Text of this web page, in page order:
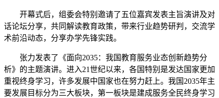
开幕式后，组委会特别邀请了五位嘉宾发表主旨演讲及对
话论坛分享，共同解读教育政策，带来行业趋势研判，交流学
术前沿动态，分享办学先锋实践。
张力发表了《面向2035：我国教育服务业态创新趋势分
析》的主题演讲。进入21世纪以来，各国特别是发达国家更加
重视终身学习，许多发展中国家也在努力赶上。我国2035年主
要发展目标分为三大板块，第一板块是建成服务全民终身学习